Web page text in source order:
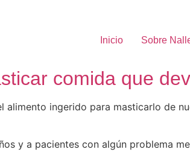
Inicio Sobre
comida que
alimento ingerido para masticarlo de
y a pacientes con algún problema